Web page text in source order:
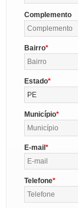
Complemento
Bairro
Estado
PE
Município
E-mail
Telefone